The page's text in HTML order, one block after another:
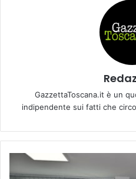
GazzettaToscana.it è un
indipendente sui fatti che
r